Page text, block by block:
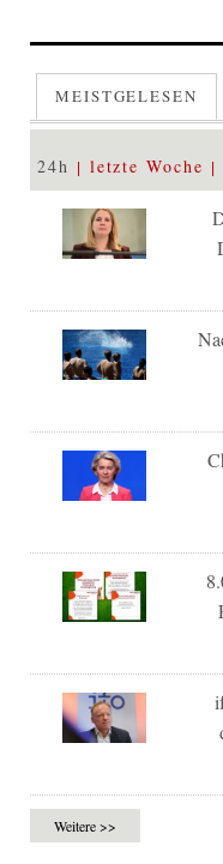
MEISTGELESEN
24h letzte Woche
Weitere >>